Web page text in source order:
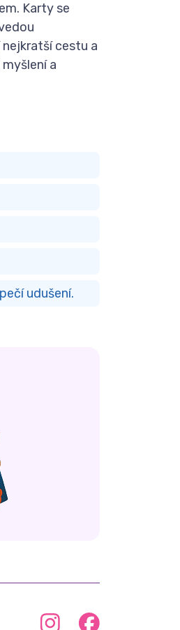
Karty se
cestu a
a
udušení.